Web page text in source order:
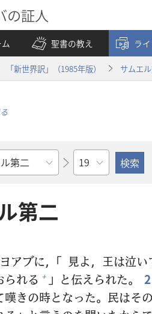
の証人
聖書の教え ラ
「新世界訳」（1985年版） サムエ
章
第二
アブに，「 見よ， 王は泣い
られる + 」と伝えられた。 2
嘆きの時となった。 民はその